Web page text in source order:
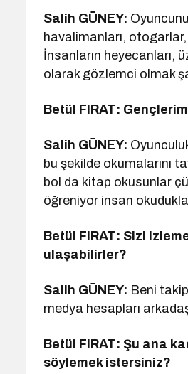
Salih GÜNEY:
havalimanları,
İnsanların heyecanları,
olarak gözlemci olmak
Betül FIRAT:
Salih GÜNEY:
bu şekilde okumalarını
bol da kitap okusunlar
öğreniyor insan
Betül FIRAT: Sizi
ulaşabilirler?
Salih GÜNEY: Beni
medya hesapları
Betül FIRAT: Şu ana
söylemek istersiniz?